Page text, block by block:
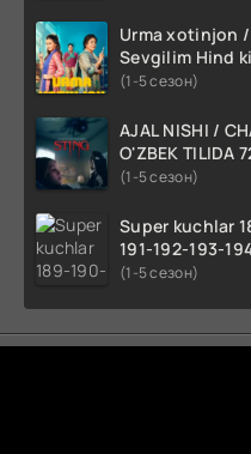
Urma xotinjon
Sevgilim Hind
tilida 2022
(1-5 сезон)
AJAL NISHI /
O'ZBEK TILIDA
Full HD (2024)
(1-5 сезон)
Super kuchlar
191-192-193-
197-198-199-
tarjima seryal
(1-5 сезон)